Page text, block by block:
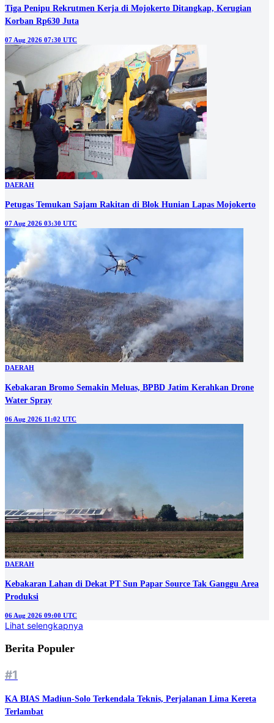
Tiga Penipu Rekrutmen Kerja di Mojokerto Ditangkap, Kerugian
Korban Rp630 Juta
07 Aug 2026 07:30 UTC
DAERAH
Petugas Temukan Sajam Rakitan di Blok Hunian Lapas Mojokerto
07 Aug 2026 03:30 UTC
DAERAH
Kebakaran Bromo Semakin Meluas, BPBD Jatim Kerahkan Drone
Water Spray
06 Aug 2026 11:02 UTC
DAERAH
Kebakaran Lahan di Dekat PT Sun Papar Source Tak Ganggu Area
Produksi
06 Aug 2026 09:00 UTC
Lihat selengkapnya
Berita Populer
#1
KA BIAS Madiun-Solo Terkendala Teknis, Perjalanan Lima Kereta
Terlambat